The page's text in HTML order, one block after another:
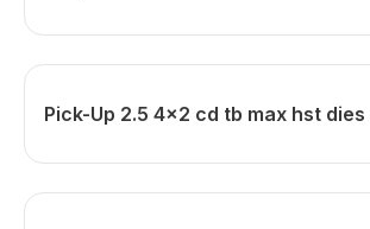
Pick-Up 2.5 4x2 cd tb max hst dies